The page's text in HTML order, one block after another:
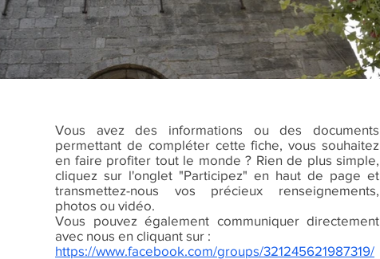
Vous avez des informations ou des documents
permettant de compléter cette fiche, vous souhaitez
en faire profiter tout le monde ? Rien de plus simple,
cliquez sur l'onglet "Participez" en haut de page et
transmettez-nous vos précieux renseignements,
photos ou vidéo.
Vous pouvez également communiquer directement
avec nous en cliquant sur :
https://www.facebook.com/groups/321245621987319/